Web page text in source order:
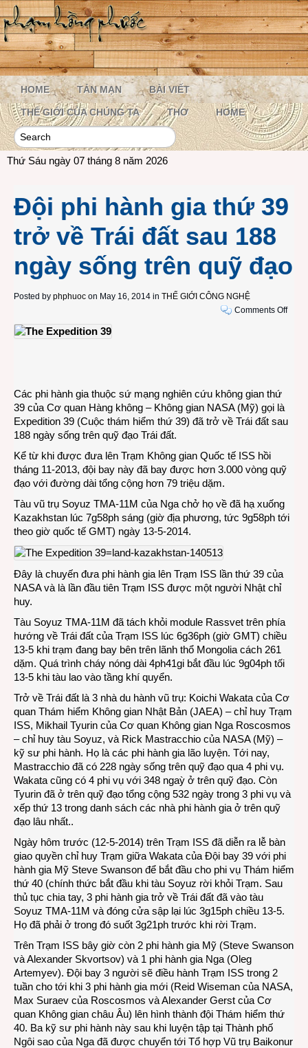
HOME TẢN MẠN BÀI VIẾT
THẾ GIỚI CỦA CHÚNG TA THƠ HOME
Thứ Sáu ngày 07 tháng 8 năm 2026
Đội phi hành gia thứ 39
trở về Trái đất sau 188
ngày sống trên quỹ đạo
Posted by phphuoc on May 16, 2014 in THẾ GIỚI CÔNG NGHỆ
Comments Offon
về
trên
Các phi hành gia thuộc sứ mạng nghiên cứu không gian thứ
39 của Cơ quan Hàng không – Không gian NASA (Mỹ) gọi là
Expedition 39 (Cuộc thám hiểm thứ 39) đã trở về Trái đất sau
188 ngày sống trên quỹ đạo Trái đất.
Kể từ khi được đưa lên Trạm Không gian Quốc tế ISS hồi
tháng 11-2013, đội bay này đã bay được hơn 3.000 vòng quỹ
đạo với đường dài tổng cộng hơn 79 triệu dặm.
Tàu vũ trụ Soyuz TMA-11M của Nga chở họ về đã hạ xuống
Kazakhstan lúc 7g58ph sáng (giờ địa phương, tức 9g58ph tới
theo giờ quốc tế GMT) ngày 13-5-2014.
Đây là chuyến đưa phi hành gia lên Trạm ISS lần thứ 39 của
NASA và là lần đầu tiên Trạm ISS được một người Nhật chỉ
huy.
Tàu Soyuz TMA-11M đã tách khỏi module Rassvet trên phía
hướng về Trái đất của Trạm ISS lúc 6g36ph (giờ GMT) chiều
13-5 khi trạm đang bay bên trên lãnh thổ Mongolia cách 261
dặm. Quá trình cháy nóng dài 4ph41gi bắt đầu lúc 9g04ph tối
13-5 khi tàu lao vào tầng khí quyển.
Trở về Trái đất là 3 nhà du hành vũ trụ: Koichi Wakata của Cơ
quan Thám hiểm Không gian Nhật Bản (JAEA) – chỉ huy Trạm
ISS, Mikhail Tyurin của Cơ quan Không gian Nga Roscosmos
– chỉ huy tàu Soyuz, và Rick Mastracchio của NASA (Mỹ) –
kỹ sư phi hành. Họ là các phi hành gia lão luyện. Tới nay,
Mastracchio đã có 228 ngày sống trên quỹ đạo qua 4 phi vụ.
Wakata cũng có 4 phi vụ với 348 ngaỳ ở trên quỹ đạo. Còn
Tyurin đã ở trên quỹ đạo tổng cộng 532 ngày trong 3 phi vụ và
xếp thứ 13 trong danh sách các nhà phi hành gia ở trên quỹ
đạo lâu nhất..
Ngày hôm trước (12-5-2014) trên Trạm ISS đã diễn ra lễ bàn
giao quyền chỉ huy Trạm giữa Wakata của Đội bay 39 với phi
hành gia Mỹ Steve Swanson để bắt đầu cho phi vụ Thám hiểm
thứ 40 (chính thức bắt đầu khi tàu Soyuz rời khỏi Trạm. Sau
thủ tục chia tay, 3 phi hành gia trở về Trái đất đã vào tàu
Soyuz TMA-11M và đóng cửa sập lại lúc 3g15ph chiều 13-5.
Họ đã phải ở trong đó suốt 3g21ph trước khi rời Trạm.
Trên Trạm ISS bây giờ còn 2 phi hành gia Mỹ (Steve Swanson
và Alexander Skvortsov) và 1 phi hành gia Nga (Oleg
Artemyev). Đội bay 3 người sẽ điều hành Trạm ISS trong 2
tuần cho tới khi 3 phi hành gia mới (Reid Wiseman của NASA,
Max Suraev của Roscosmos và Alexander Gerst của Cơ
quan Không gian châu Âu) lên hình thành đội Thám hiểm thứ
40. Ba kỹ sư phi hành này sau khi luyện tập tại Thành phố
Ngôi sao của Nga đã được chuyển tới Tổ hợp Vũ trụ Baikonur